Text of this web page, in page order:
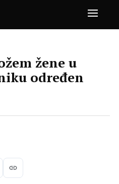
žene u
određen